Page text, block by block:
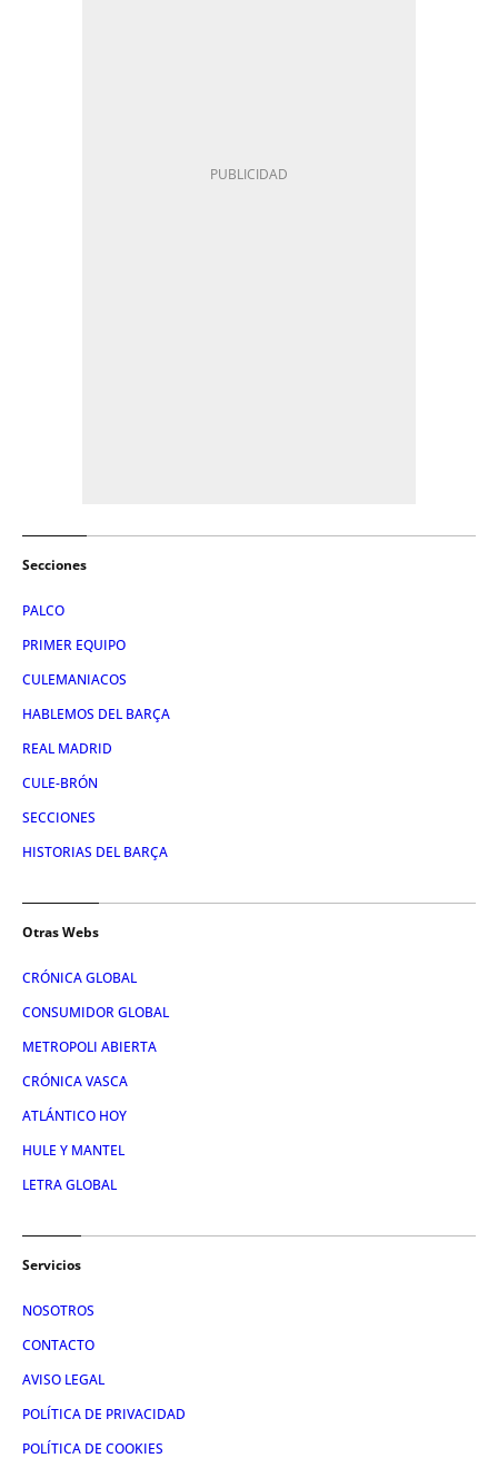
Secciones
PALCO
PRIMER EQUIPO
CULEMANIACOS
HABLEMOS DEL BARÇA
REAL MADRID
CULE-BRÓN
SECCIONES
HISTORIAS DEL BARÇA
Otras Webs
CRÓNICA GLOBAL
CONSUMIDOR GLOBAL
METROPOLI ABIERTA
CRÓNICA VASCA
ATLÁNTICO HOY
HULE Y MANTEL
LETRA GLOBAL
Servicios
NOSOTROS
CONTACTO
AVISO LEGAL
POLÍTICA DE PRIVACIDAD
POLÍTICA DE COOKIES